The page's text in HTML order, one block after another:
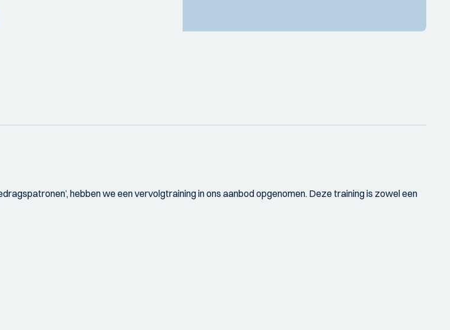
hebben we een vervolgtraining in ons aanbod opgenomen. Deze training is zowel een